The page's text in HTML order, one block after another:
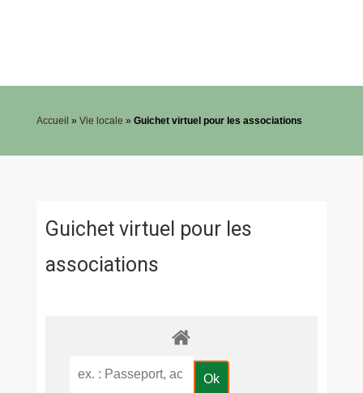
Accueil » Vie locale » Guichet virtuel pour les associations
Guichet virtuel pour les
associations